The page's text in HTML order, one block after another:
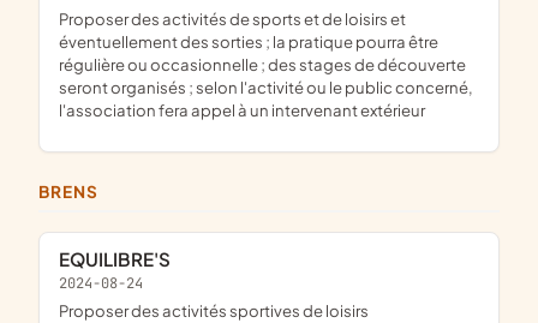
proposer des activités de sports et de loisirs et
éventuellement des sorties ; la pratique pourra être
régulière ou occasionnelle ; des stages de découverte
seront organisés ; selon l'activité ou le public concerné,
l'association fera appel à un intervenant extérieur
BRENS
EQUILIBRE'S
2024-08-24
proposer des activités sportives de loisirs